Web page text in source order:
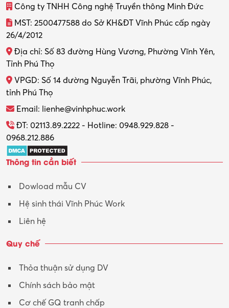
Thiết kế nội thất
Thợ máy – Ô tô – Xe máy
Thực tập
Tổ chức sự kiện – Quà tặng
Trợ lý
Tư vấn
Tư vấn – Kiến trúc
Y tế-Dược
Công ty TNHH Công nghệ Truyền thông Minh Đức
MST: 2500477588 do Sở KH&ĐT Vĩnh Phúc cấp ngày
26/4/2012
Địa chỉ: Số 83 đường Hùng Vương, Phường Vĩnh Yên,
Tỉnh Phú Thọ
VPGD: Số 14 đường Nguyễn Trãi, phường Vĩnh Phúc,
tỉnh Phú Thọ
Email: lienhe@vinhphuc.work
ĐT: 02113.89.2222 - Hotline: 0948.929.828 -
0968.212.886
Thông tin cần biết
Dowload mẫu CV
Hệ sinh thái Vĩnh Phúc Work
Liên hệ
Quy chế
Thỏa thuận sử dụng DV
Chính sách bảo mật
Cơ chế GQ tranh chấp